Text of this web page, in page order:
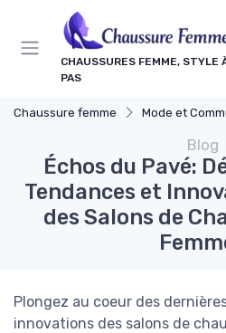
CHAUSSURES FEMME, STYLE
PAS
Chaussure femme Mode et
Blog
Échos du Pavé:
Tendances et
des Salons de
Plongez au coeur des
innovations des salons de
Panneau de gestion des cookies